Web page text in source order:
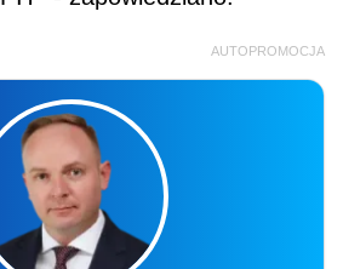
AUTOPROMOCJA